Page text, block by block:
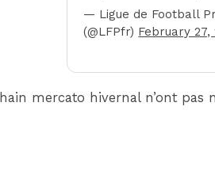
— Ligue de Football
(@LFPfr) February 27,
mercato hivernal n’ont pas